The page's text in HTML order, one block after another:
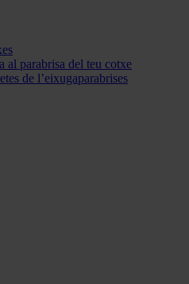
al parabrisa del teu cotxe
de l’eixugaparabrises